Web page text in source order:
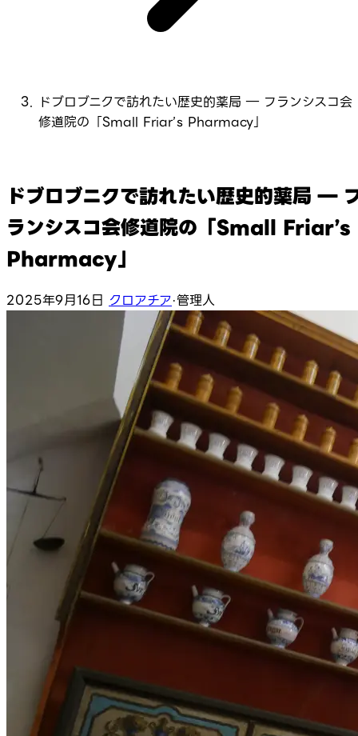
ドブロブニクで訪れたい歴史的薬局 ― フランシスコ会
修道院の「Small Friar’s Pharmacy」
ドブロブニクで訪れたい歴史的薬局 ―
ランシスコ会修道院の「Small Friar’s
Pharmacy」
2025年9月16日 クロアチア·管理人